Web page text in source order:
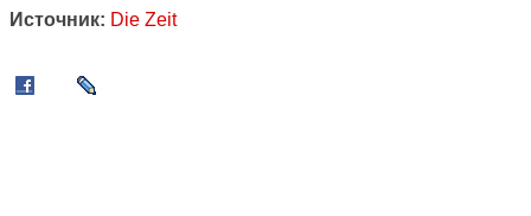
Источник: Die Zeit